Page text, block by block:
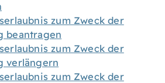
zum Zweck der
beantragen
zum Zweck der
verlängern
zum Zweck der